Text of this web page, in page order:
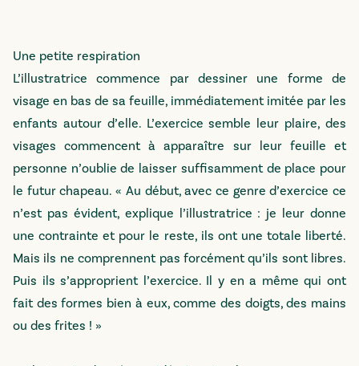
Une petite respiration
L’illustratrice commence par dessiner une forme de
visage en bas de sa feuille, immédiatement imitée par les
enfants autour d’elle. L’exercice semble leur plaire, des
visages commencent à apparaître sur leur feuille et
personne n’oublie de laisser suffisamment de place pour
le futur chapeau. « Au début, avec ce genre d’exercice ce
n’est pas évident, explique l’illustratrice : je leur donne
une contrainte et pour le reste, ils ont une totale liberté.
Mais ils ne comprennent pas forcément qu’ils sont libres.
Puis ils s’approprient l’exercice. Il y en a même qui ont
fait des formes bien à eux, comme des doigts, des mains
ou des frites ! »